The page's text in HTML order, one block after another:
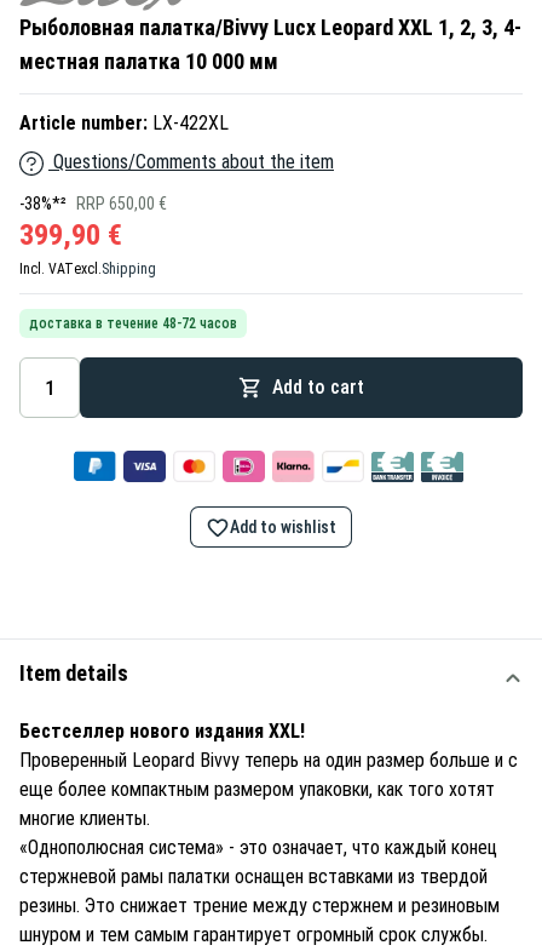
Рыболовная палатка/Bivvy Lucx Leopard XXL 1, 2, 3, 4-
местная палатка 10 000 мм
Article number: LX-422XL
Questions/Comments about the item
-38%*² RRP 650,00 €
399,90 €
Incl. VATexcl.Shipping
доставка в течение 48-72 часов
Add to cart
Add to wishlist
Item details
Бестселлер нового издания XXL!
Проверенный Leopard Bivvy теперь на один размер больше и с
еще более компактным размером упаковки, как того хотят
многие клиенты.
«Однополюсная система» - это означает, что каждый конец
стержневой рамы палатки оснащен вставками из твердой
резины. Это снижает трение между стержнем и резиновым
шнуром и тем самым гарантирует огромный срок службы.